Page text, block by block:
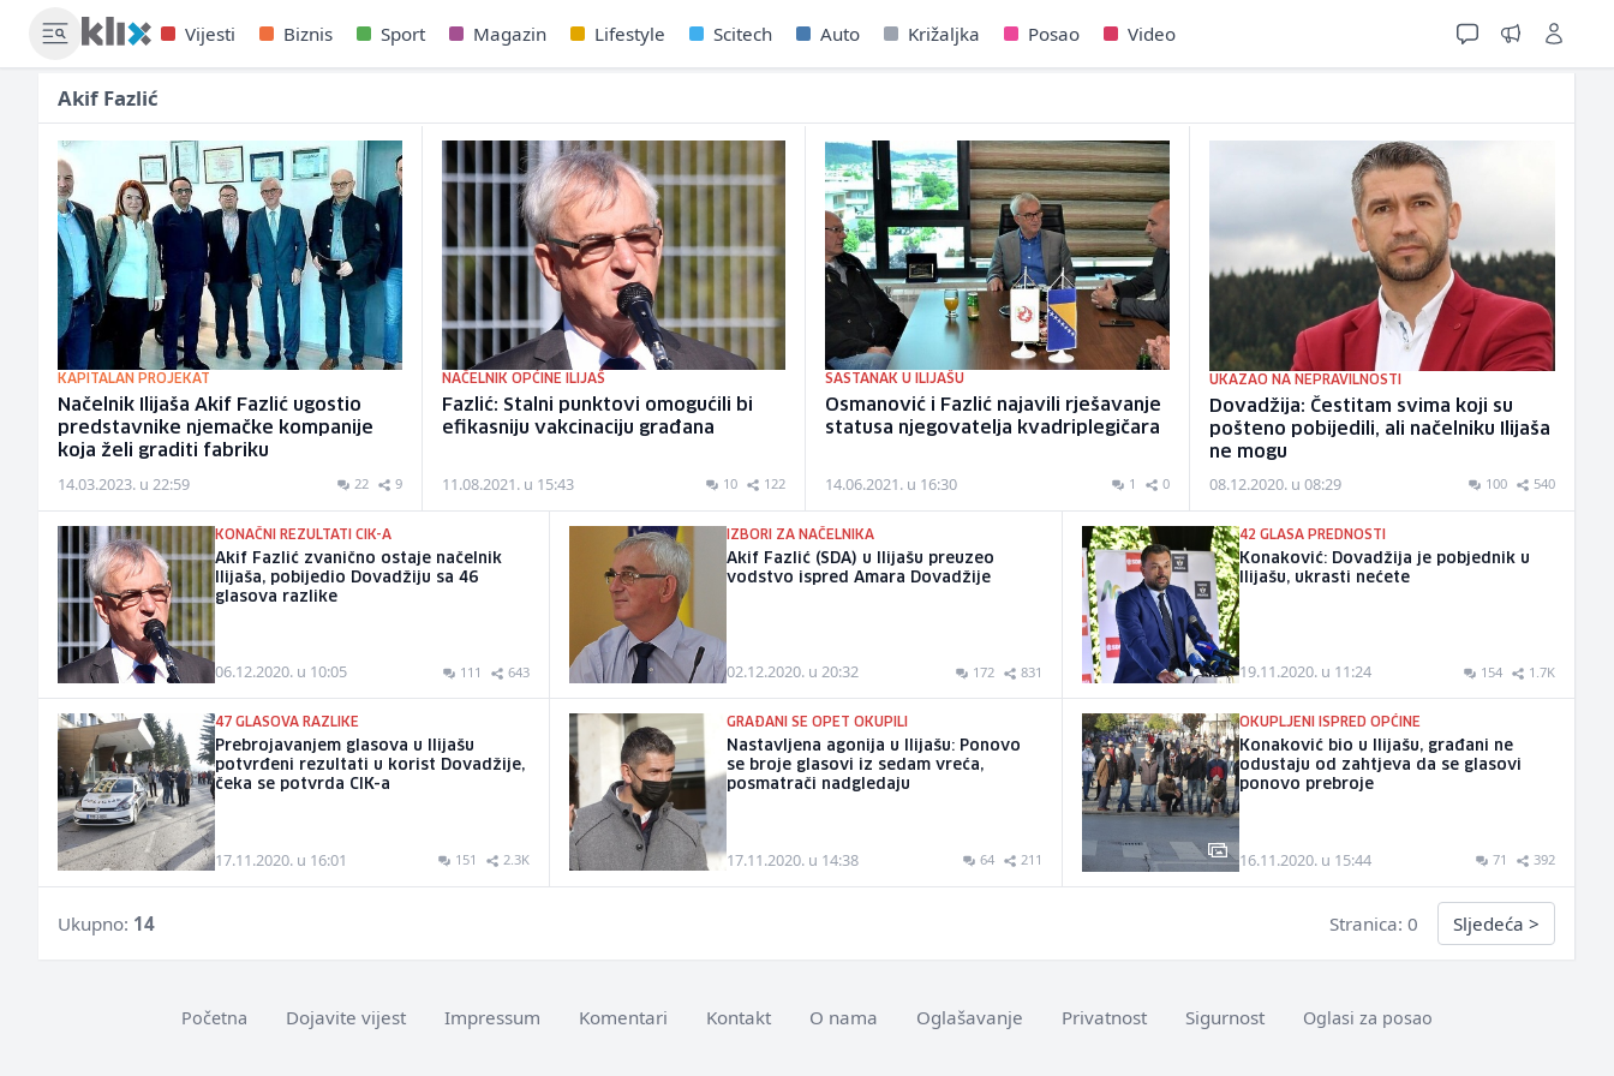
Vijesti Biznis Sport Magazin Lifestyle Scitech Auto Križaljka Posao Video
Akif Fazlić
KAPITALAN PROJEKAT
Načelnik Ilijaša Akif Fazlić ugostio
predstavnike njemačke kompanije
koja želi graditi fabriku
14.03.2023. u 22:59 22 9
NAČELNIK OPĆINE ILIJAŠ
Fazlić: Stalni punktovi omogućili bi
efikasniju vakcinaciju građana
11.08.2021. u 15:43 10 122
SASTANAK U ILIJAŠU
Osmanović i Fazlić najavili rješavanje
statusa njegovatelja kvadriplegičara
14.06.2021. u 16:30 1 0
UKAZAO NA NEPRAVILNOSTI
Dovadžija: Čestitam svima koji su
pošteno pobijedili, ali načelniku Ilijaša
ne mogu
08.12.2020. u 08:29 100 540
KONAČNI REZULTATI CIK-A
Akif Fazlić zvanično ostaje načelnik
Ilijaša, pobijedio Dovadžiju sa 46
glasova razlike
06.12.2020. u 10:05 111 643
IZBORI ZA NAČELNIKA
Akif Fazlić (SDA) u Ilijašu preuzeo
vodstvo ispred Amara Dovadžije
02.12.2020. u 20:32 172 831
42 GLASA PREDNOSTI
Konaković: Dovadžija je pobjednik u
Ilijašu, ukrasti nećete
19.11.2020. u 11:24 154 1.7K
47 GLASOVA RAZLIKE
Prebrojavanjem glasova u Ilijašu
potvrđeni rezultati u korist Dovadžije,
čeka se potvrda CIK-a
17.11.2020. u 16:01 151 2.3K
GRAĐANI SE OPET OKUPILI
Nastavljena agonija u Ilijašu: Ponovo
se broje glasovi iz sedam vreća,
posmatrači nadgledaju
17.11.2020. u 14:38 64 211
OKUPLJENI ISPRED OPĆINE
Konaković bio u Ilijašu, građani ne
odustaju od zahtjeva da se glasovi
ponovo prebroje
16.11.2020. u 15:44 71 392
Ukupno: 14 Stranica: 0 Sljedeća >
Početna Dojavite vijest Impressum Komentari Kontakt O nama Oglašavanje Privatnost Sigurnost Oglasi za posao